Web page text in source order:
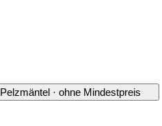
Pelzmäntel · ohne Mindestpreis